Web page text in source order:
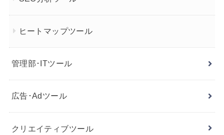
ヒートマップツール
管理部･ITツール
広告･Adツール
クリエイティブツール